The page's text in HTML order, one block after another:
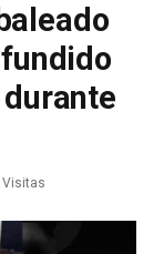
Visitas